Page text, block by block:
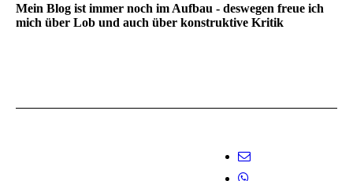
Mein Blog ist immer noch im Aufbau - deswegen freue ich
mich über Lob und auch über konstruktive Kritik